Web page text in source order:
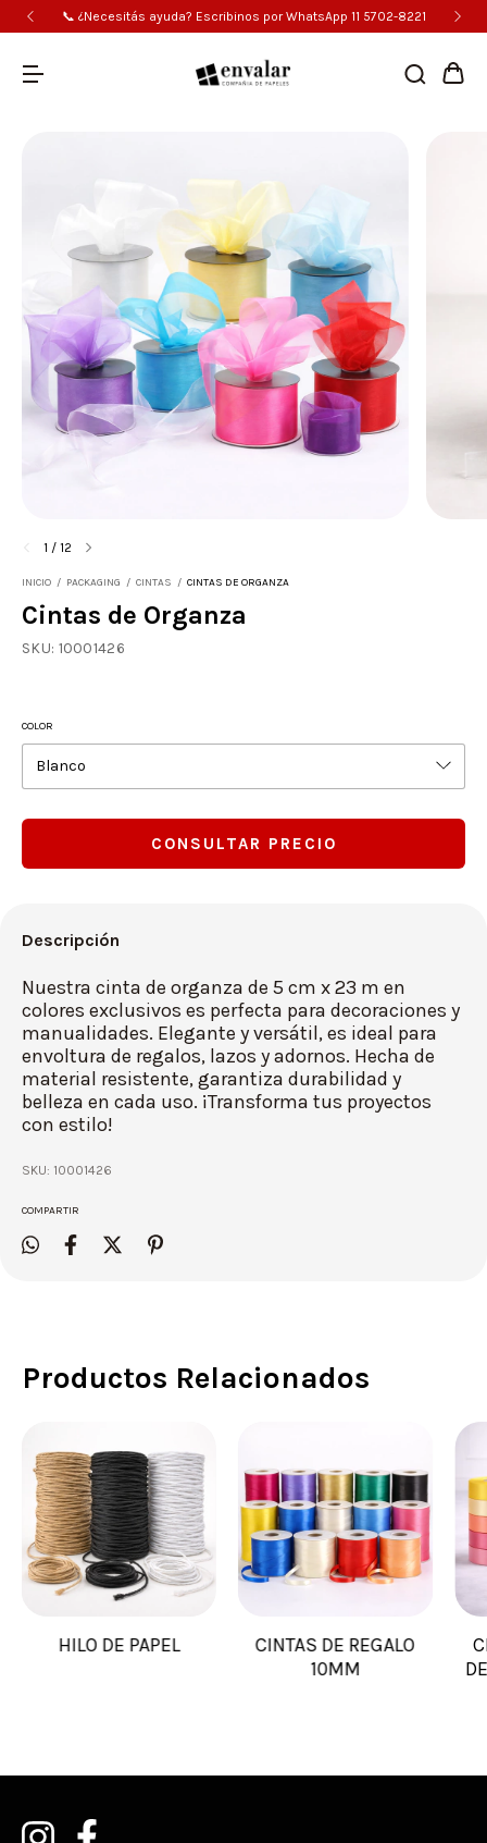
📞 ¿Necesitás ayuda? Escribinos por WhatsApp 11 5702-8221
1 / 12
INICIO / PACKAGING / CINTAS / CINTAS DE ORGANZA
Cintas de Organza
SKU: 10001426
COLOR
Descripción
Nuestra cinta de organza de 5 cm x 23 m en
colores exclusivos es perfecta para decoraciones y
manualidades. Elegante y versátil, es ideal para
envoltura de regalos, lazos y adornos. Hecha de
material resistente, garantiza durabilidad y
belleza en cada uso. ¡Transforma tus proyectos
con estilo!
SKU: 10001426
COMPARTIR
Productos Relacionados
HILO DE PAPEL
CINTAS DE REGALO
10MM